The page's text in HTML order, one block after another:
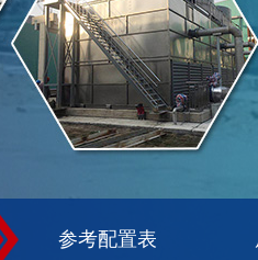
参考配置表